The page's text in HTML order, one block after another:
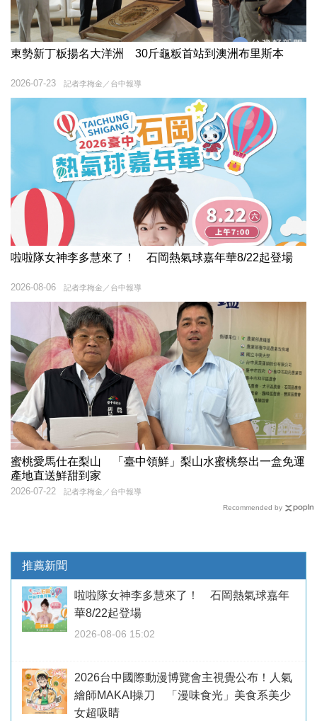
東勢新丁粄揚名大洋洲 30斤龜粄首站到澳洲布里斯本
記者李梅金／台中報導
2026-07-23
啦啦隊女神李多慧來了！ 石岡熱氣球嘉年華8/22起登場
記者李梅金／台中報導
2026-08-06
蜜桃愛馬仕在梨山 「臺中領鮮」梨山水蜜桃祭出一盒免運
產地直送鮮甜到家
記者李梅金／台中報導
2026-07-22
Recommended by
推薦新聞
啦啦隊女神李多慧來了！ 石岡熱氣球嘉年
華8/22起登場
2026-08-06 15:02
2026台中國際動漫博覽會主視覺公布！人氣
繪師MAKAI操刀 「漫味食光」美食系美少
女超吸睛